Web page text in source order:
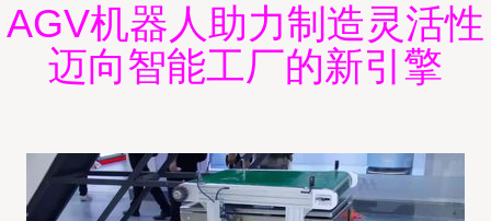
AGV机器人助力制造灵活性
迈向智能工厂的新引擎